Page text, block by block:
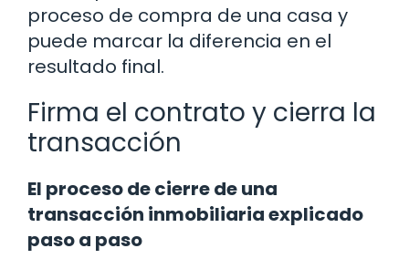
proceso de compra de una casa y
puede marcar la diferencia en el
resultado final.
Firma el contrato y cierra la
transacción
El proceso de cierre de una
transacción inmobiliaria explicado
paso a paso